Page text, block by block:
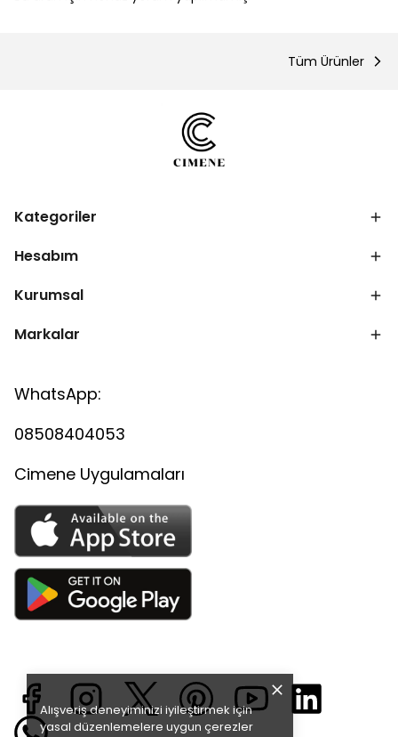
Alışveriş deneyiminizi iyileştirmek için
yasal düzenlemelere uygun çerezler
Tüm Ürünler
Kategoriler
Hesabım
Kurumsal
Markalar
WhatsApp:
08508404053
Cimene Uygulamaları